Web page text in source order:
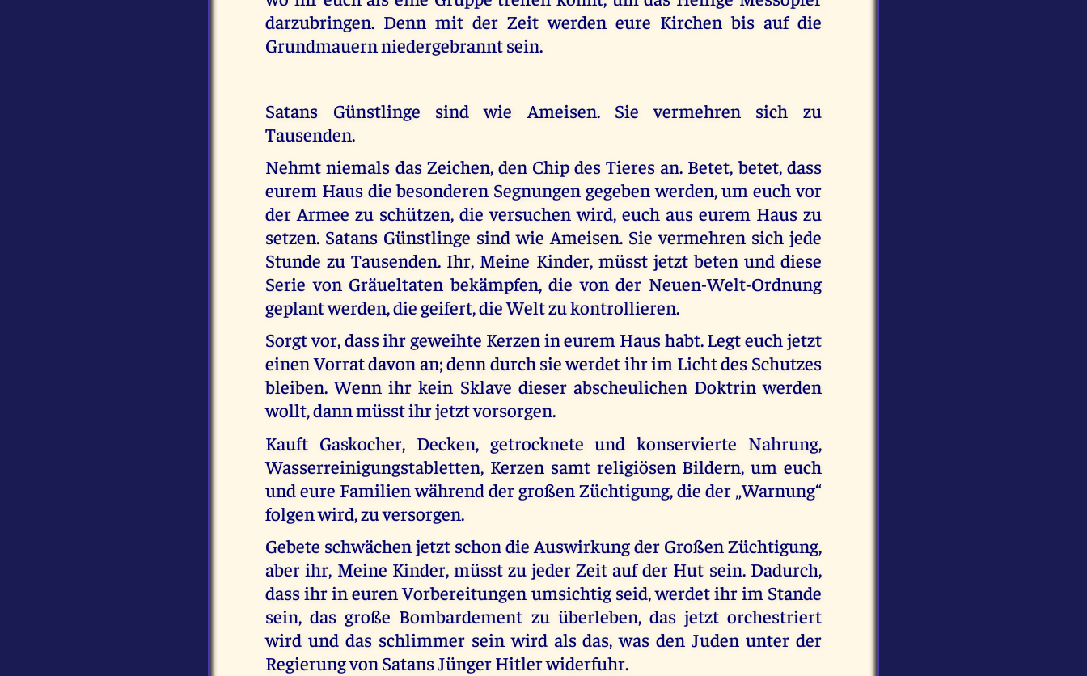
darzubringen. Denn mit der Zeit werden eure Kirchen bis auf die
Grundmauern niedergebrannt sein.
Satans Günstlinge sind wie Ameisen. Sie vermehren sich zu
Tausenden.
Nehmt niemals das Zeichen, den Chip des Tieres an. Betet, betet, dass
eurem Haus die besonderen Segnungen gegeben werden, um euch vor
der Armee zu schützen, die versuchen wird, euch aus eurem Haus zu
setzen. Satans Günstlinge sind wie Ameisen. Sie vermehren sich jede
Stunde zu Tausenden. Ihr, Meine Kinder, müsst jetzt beten und diese
Serie von Gräueltaten bekämpfen, die von der Neuen-Welt-Ordnung
geplant werden, die geifert, die Welt zu kontrollieren.
Sorgt vor, dass ihr geweihte Kerzen in eurem Haus habt. Legt euch jetzt
einen Vorrat davon an; denn durch sie werdet ihr im Licht des Schutzes
bleiben. Wenn ihr kein Sklave dieser abscheulichen Doktrin werden
wollt, dann müsst ihr jetzt vorsorgen.
Kauft Gaskocher, Decken, getrocknete und konservierte Nahrung,
Wasserreinigungstabletten, Kerzen samt religiösen Bildern, um euch
und eure Familien während der großen Züchtigung, die der „Warnung“
folgen wird, zu versorgen.
Gebete schwächen jetzt schon die Auswirkung der Großen Züchtigung,
aber ihr, Meine Kinder, müsst zu jeder Zeit auf der Hut sein. Dadurch,
dass ihr in euren Vorbereitungen umsichtig seid, werdet ihr im Stande
sein, das große Bombardement zu überleben, das jetzt orchestriert
wird und das schlimmer sein wird als das, was den Juden unter der
Regierung von Satans Jünger Hitler widerfuhr.